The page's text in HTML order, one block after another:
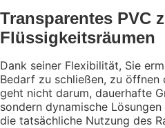
Transparentes PVC
Flüssigkeitsräumen
Dank seiner Flexibilität, Sie
Bedarf zu schließen, zu öffnen
geht nicht darum, dauerhafte
sondern dynamische
die tatsächliche Nutzung des